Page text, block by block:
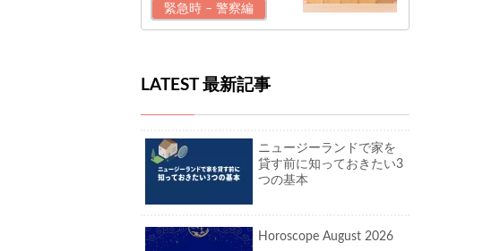
緊急時 – 警察編
LATEST 最新記事
ニュージーランドで家を
貸す前に知っておきたい3
つの基本
Horoscope August 2026